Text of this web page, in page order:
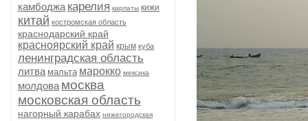
камбоджа карелия карпаты кижи
китай костромская область
краснодарский край
красноярский край крым куба
ленинградская область
литва мальта марокко мексика
молдова москва
московская область
нагорный карабах нижегородская